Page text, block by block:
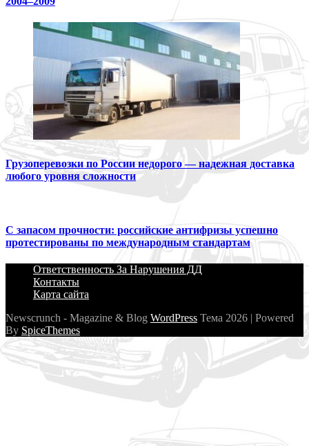
Грузоперевозки по России недорого — надежная доставка
любого уровня сложности
С запасом прочности: российские антифризы успешно
протестированы по международным стандартам
Ответственность За Нарушения ДД
Контакты
Карта сайта
Newscrunch - Magazine & Blog WordPress Тема 2026 | Powered
By SpiceThemes